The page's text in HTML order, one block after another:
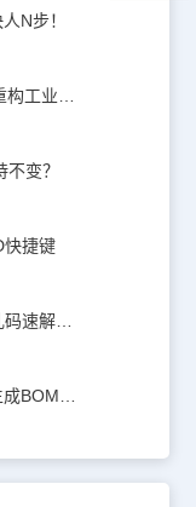
N步！
浩辰青翼二三维设计平台：3D建模重构工业美学
变？
快捷键
CAD字体乱码怎么解决？CAD字体乱码速解指南
无需插件，CAD图块秒统计，高效生成BOM表！